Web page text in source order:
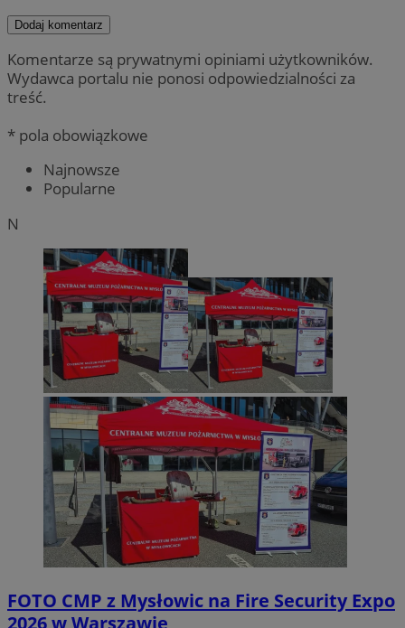
Dodaj komentarz
Komentarze są prywatnymi opiniami użytkowników.
Wydawca portalu nie ponosi odpowiedzialności za
treść.
* pola obowiązkowe
Najnowsze
Popularne
N
FOTO CMP z Mysłowic na Fire Security Expo
2026 w Warszawie